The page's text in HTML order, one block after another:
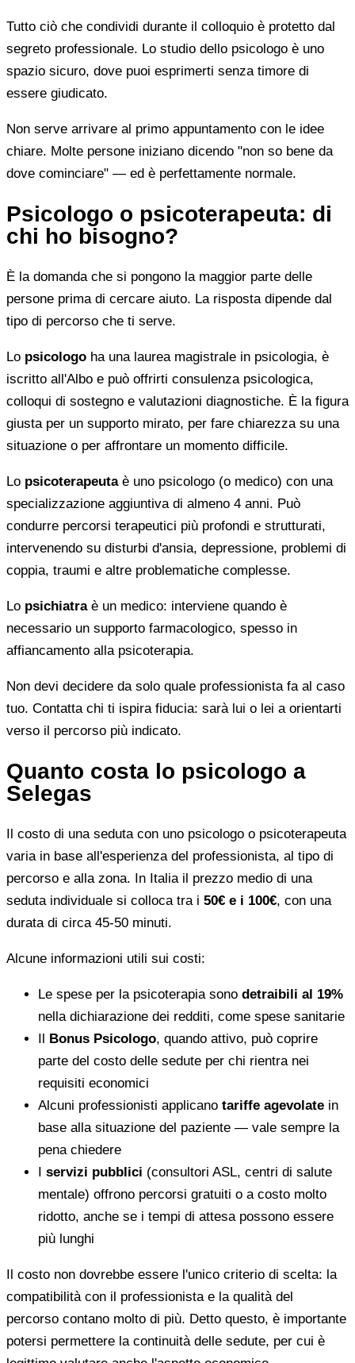
Tutto ciò che condividi durante il colloquio è protetto dal
segreto professionale. Lo studio dello psicologo è uno
spazio sicuro, dove puoi esprimerti senza timore di
essere giudicato.
Non serve arrivare al primo appuntamento con le idee
chiare. Molte persone iniziano dicendo "non so bene da
dove cominciare" — ed è perfettamente normale.
Psicologo o psicoterapeuta: di
chi ho bisogno?
È la domanda che si pongono la maggior parte delle
persone prima di cercare aiuto. La risposta dipende dal
tipo di percorso che ti serve.
Lo psicologo ha una laurea magistrale in psicologia, è
iscritto all'Albo e può offrirti consulenza psicologica,
colloqui di sostegno e valutazioni diagnostiche. È la figura
giusta per un supporto mirato, per fare chiarezza su una
situazione o per affrontare un momento difficile.
Lo psicoterapeutaè uno psicologo (o medico) con una
specializzazione aggiuntiva di almeno 4 anni. Può
condurre percorsi terapeutici più profondi e strutturati,
intervenendo su disturbi d'ansia, depressione, problemi di
coppia, traumi e altre problematiche complesse.
Lo psichiatraè un medico: interviene quando è
necessario un supporto farmacologico, spesso in
affiancamento alla psicoterapia.
Non devi decidere da solo quale professionista fa al caso
tuo. Contatta chi ti ispira fiducia: sarà lui o lei a orientarti
verso il percorso più indicato.
Quanto costa lo psicologo a
Selegas
Il costo di una seduta con uno psicologo o psicoterapeuta
varia in base all'esperienza del professionista, al tipo di
percorso e alla zona. In Italia il prezzo medio di una
seduta individuale si colloca tra i 50€ e i 100€, con una
durata di circa 45-50 minuti.
Alcune informazioni utili sui costi:
Le spese per la psicoterapia sono detraibili al 19%
nella dichiarazione dei redditi, come spese sanitarie
Il Bonus Psicologo, quando attivo, può coprire
parte del costo delle sedute per chi rientra nei
requisiti economici
Alcuni professionisti applicano tariffe agevolate in
base alla situazione del paziente — vale sempre la
pena chiedere
I servizi pubblici (consultori ASL, centri di salute
mentale) offrono percorsi gratuiti o a costo molto
ridotto, anche se i tempi di attesa possono essere
più lunghi
Il costo non dovrebbe essere l'unico criterio di scelta: la
compatibilità con il professionista e la qualità del
percorso contano molto di più. Detto questo, è importante
potersi permettere la continuità delle sedute, per cui è